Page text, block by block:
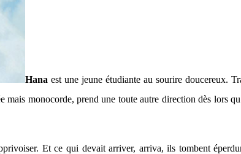
Hanaest une jeune étudiante au sourire doucereux.
monocorde, prend une toute autre direction dès lors
Et ce qui devait arriver, arriva, ils tombent